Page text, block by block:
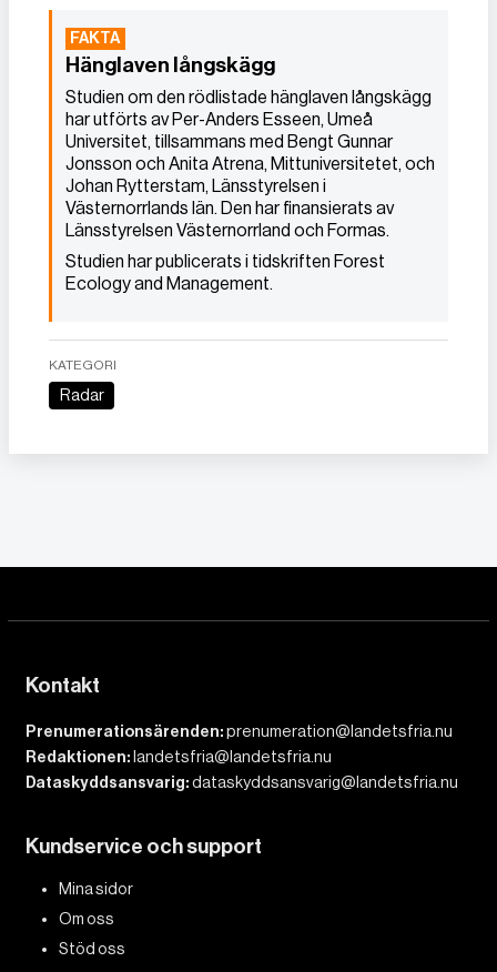
Hänglaven långskägg
Studien om den rödlistade hänglaven långskägg
har utförts av Per-Anders Esseen, Umeå
Universitet, tillsammans med Bengt Gunnar
Jonsson och Anita Atrena, Mittuniversitetet, och
Johan Rytterstam, Länsstyrelsen i
Västernorrlands län. Den har finansierats av
Länsstyrelsen Västernorrland och Formas.
Studien har publicerats i tidskriften Forest
Ecology and Management.
KATEGORI
Radar
Kontakt
Prenumerationsärenden:prenumeration@landetsfria.nu
Redaktionen: landetsfria@landetsfria.nu
Dataskyddsansvarig:dataskyddsansvarig@landetsfria.nu
Kundservice och support
Mina sidor
Om oss
Stöd oss